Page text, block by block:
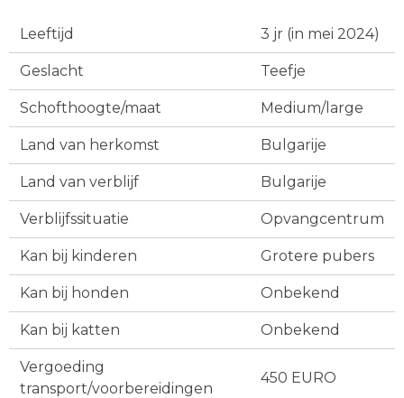
Leeftijd 3 jr (in mei 2024)
Geslacht Teefje
Schofthoogte/maat Medium/large
Land van herkomst Bulgarije
Land van verblijf Bulgarije
Verblijfssituatie Opvangcentrum
Kan bij kinderen Grotere pubers
Kan bij honden Onbekend
Kan bij katten Onbekend
Vergoeding
transport/voorbereidingen
450 EURO